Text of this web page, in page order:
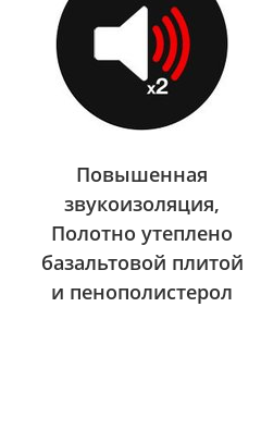
Повышенная
звукоизоляция,
Полотно утеплено
базальтовой плитой
и пенополистерол